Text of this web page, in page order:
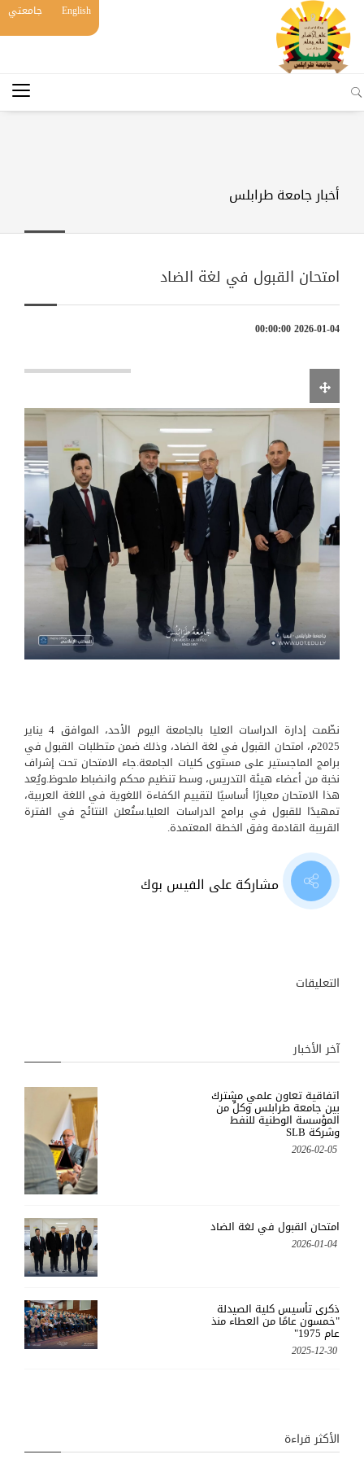
English جامعتي
أخبار جامعة طرابلس
امتحان القبول في لغة الضاد
2026-01-04 00:00:00
نظّمت إدارة الدراسات العليا بالجامعة اليوم الأحد، الموافق 4 يناير
2025م، امتحان القبول في لغة الضاد، وذلك ضمن متطلبات القبول في
برامج الماجستير على مستوى كليات الجامعة.جاء الامتحان تحت إشراف
نخبة من أعضاء هيئة التدريس، وسط تنظيم محكم وانضباط ملحوظ.ويُعد
هذا الامتحان معيارًا أساسيًا لتقييم الكفاءة اللغوية في اللغة العربية،
تمهيدًا للقبول في برامج الدراسات العليا.ستُعلن النتائج في الفترة
القريبة القادمة وفق الخطة المعتمدة.
مشاركة على الفيس بوك
التعليقات
آخر الأخبار
اتفاقية تعاون علمي مشترك
بين جامعة طرابلس وكلٍّ من
المؤسسة الوطنية للنفط
وشركة SLB
2026-02-05
امتحان القبول في لغة الضاد
2026-01-04
ذكرى تأسيس كلية الصيدلة
"خمسون عامًا من العطاء منذ
عام 1975"
2025-12-30
الأكثر قراءة